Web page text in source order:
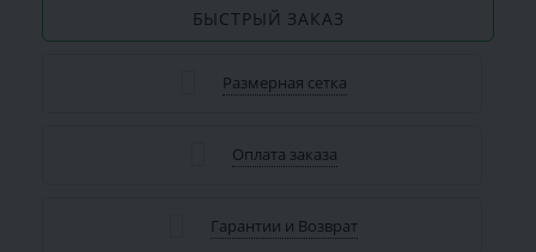
БЫСТРЫЙ ЗАКАЗ
Размерная сетка
Оплата заказа
Гарантии и Возврат